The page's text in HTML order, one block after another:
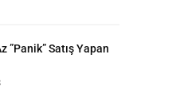
”Panik” Satış Yapan